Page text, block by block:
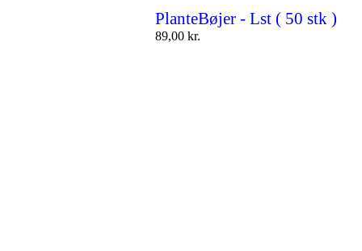
PlanteBøjer - Lst ( 50 stk )
89,00 kr.